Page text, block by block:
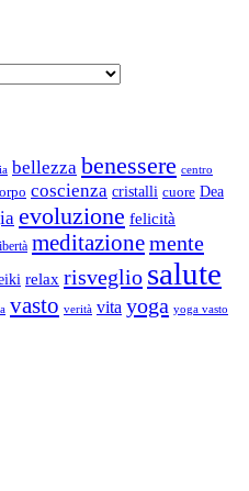
bellezza benessere centro
coscienza cristalli cuore Dea
evoluzione felicità
meditazionemente
relax risveglio salute
vasto verità vita yoga yoga vasto